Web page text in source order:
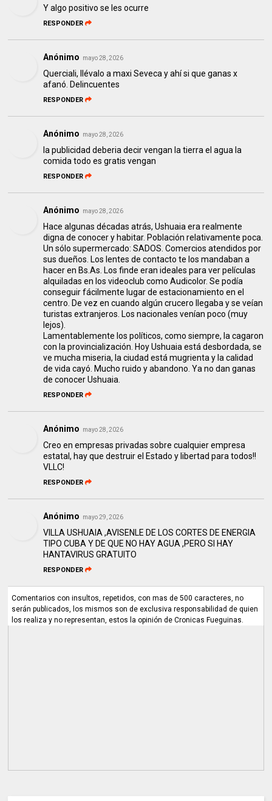
Y algo positivo se les ocurre
RESPONDER
Anónimo mayo 28, 2026
Querciali, llévalo a maxi Seveca y ahí si que ganas x
afanó. Delincuentes
RESPONDER
Anónimo mayo 28, 2026
la publicidad deberia decir vengan la tierra el agua la
comida todo es gratis vengan
RESPONDER
Anónimo mayo 28, 2026
Hace algunas décadas atrás, Ushuaia era realmente
digna de conocer y habitar. Población relativamente poca.
Un sólo supermercado: SADOS. Comercios atendidos por
sus dueños. Los lentes de contacto te los mandaban a
hacer en Bs.As. Los finde eran ideales para ver películas
alquiladas en los videoclub como Audicolor. Se podía
conseguir fácilmente lugar de estacionamiento en el
centro. De vez en cuando algún crucero llegaba y se veían
turistas extranjeros. Los nacionales venían poco (muy
lejos).
Lamentablemente los políticos, como siempre, la cagaron
con la provincialización. Hoy Ushuaia está desbordada, se
ve mucha miseria, la ciudad está mugrienta y la calidad
de vida cayó. Mucho ruido y abandono. Ya no dan ganas
de conocer Ushuaia.
RESPONDER
Anónimo mayo 28, 2026
Creo en empresas privadas sobre cualquier empresa
estatal, hay que destruir el Estado y libertad para todos!!
VLLC!
RESPONDER
Anónimo mayo 29, 2026
VILLA USHUAIA ,AVISENLE DE LOS CORTES DE ENERGIA
TIPO CUBA Y DE QUE NO HAY AGUA ,PERO SI HAY
HANTAVIRUS GRATUITO
RESPONDER
Comentarios con insultos, repetidos, con mas de 500 caracteres, no
serán publicados, los mismos son de exclusiva responsabilidad de quien
los realiza y no representan, estos la opinión de Cronicas Fueguinas.